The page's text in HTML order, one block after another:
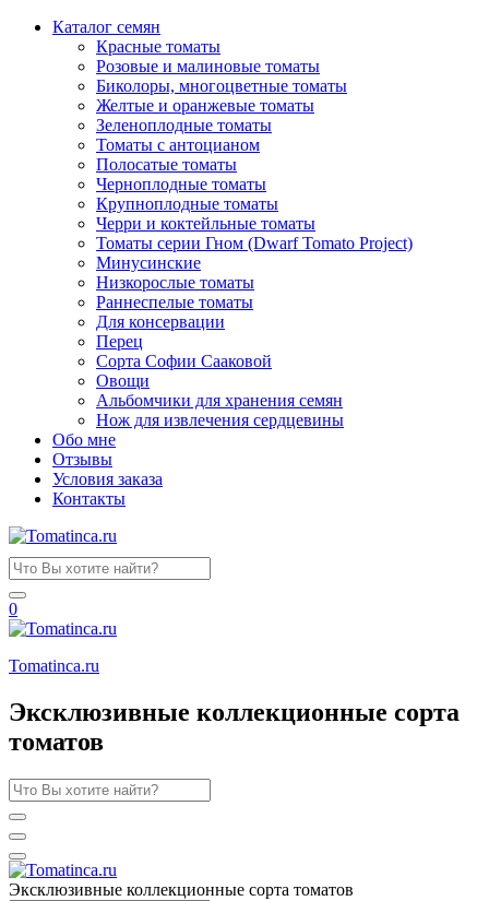
Каталог семян
Красные томаты
Розовые и малиновые томаты
Биколоры, многоцветные томаты
Желтые и оранжевые томаты
Зеленоплодные томаты
Томаты с антоцианом
Полосатые томаты
Черноплодные томаты
Крупноплодные томаты
Черри и коктейльные томаты
Томаты серии Гном (Dwarf Tomato Project)
Минусинские
Низкорослые томаты
Раннеспелые томаты
Для консервации
Перец
Сорта Софии Сааковой
Овощи
Альбомчики для хранения семян
Нож для извлечения сердцевины
Обо мне
Отзывы
Условия заказа
Контакты
0
Tomatinсa.ru
Эксклюзивные коллекционные сорта
томатов
Эксклюзивные коллекционные сорта томатов